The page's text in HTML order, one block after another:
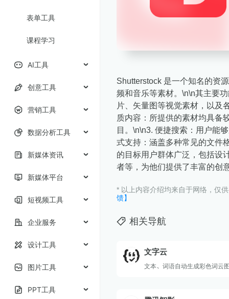
表单工具
课程学习
AI工具
创意工具
营销工具
数据分析工具
新媒体资讯
新媒体平台
短视频工具
企业服务
设计工具
图片工具
PPT工具
Shutterstock 是一个知名的资
频和音乐等素材。\n\n其主要
片、矢量图等视觉素材，以及
质内容：所提供的素材均具备
目。\n\n3. 便捷搜索：用户能
式支持：涵盖多种常见的文件
的目标用户群体广泛，包括设
者等，为他们提供了丰富的创
* 以上内容介绍均来自于网络，仅
馈】
相关导航
文字云
文本、词语自动生成彩色词云